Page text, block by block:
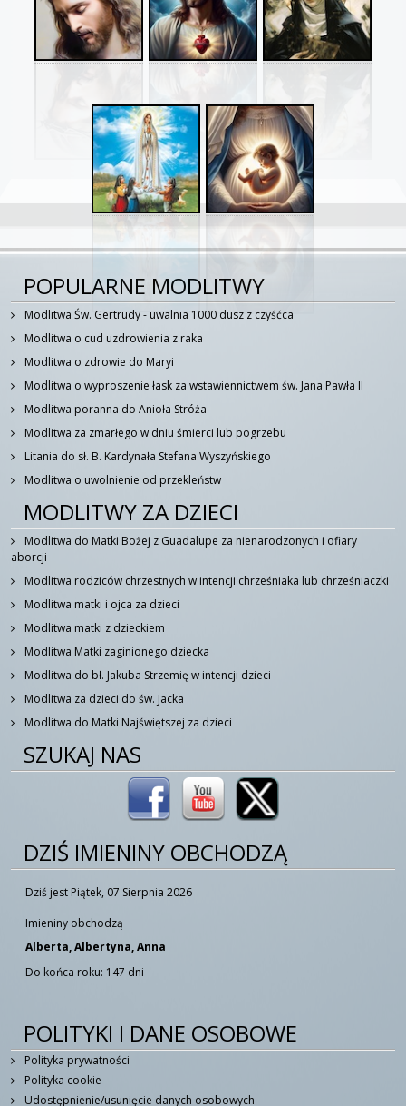
POPULARNE MODLITWY
Modlitwa Św. Gertrudy - uwalnia 1000 dusz z czyśćca
Modlitwa o cud uzdrowienia z raka
Modlitwa o zdrowie do Maryi
Modlitwa o wyproszenie łask za wstawiennictwem św. Jana Pawła II
Modlitwa poranna do Anioła Stróża
Modlitwa za zmarłego w dniu śmierci lub pogrzebu
Litania do sł. B. Kardynała Stefana Wyszyńskiego
Modlitwa o uwolnienie od przekleństw
MODLITWY ZA DZIECI
Modlitwa do Matki Bożej z Guadalupe za nienarodzonych i ofiary
aborcji
Modlitwa rodziców chrzestnych w intencji chrześniaka lub chrześniaczki
Modlitwa matki i ojca za dzieci
Modlitwa matki z dzieckiem
Modlitwa Matki zaginionego dziecka
Modlitwa do bł. Jakuba Strzemię w intencji dzieci
Modlitwa za dzieci do św. Jacka
Modlitwa do Matki Najświętszej za dzieci
SZUKAJ NAS
DZIŚ IMIENINY OBCHODZĄ
Dziś jest Piątek, 07 Sierpnia 2026
Imieniny obchodzą
Alberta, Albertyna, Anna
Do końca roku: 147 dni
POLITYKI I DANE OSOBOWE
Polityka prywatności
Polityka cookie
Udostępnienie/usunięcie danych osobowych